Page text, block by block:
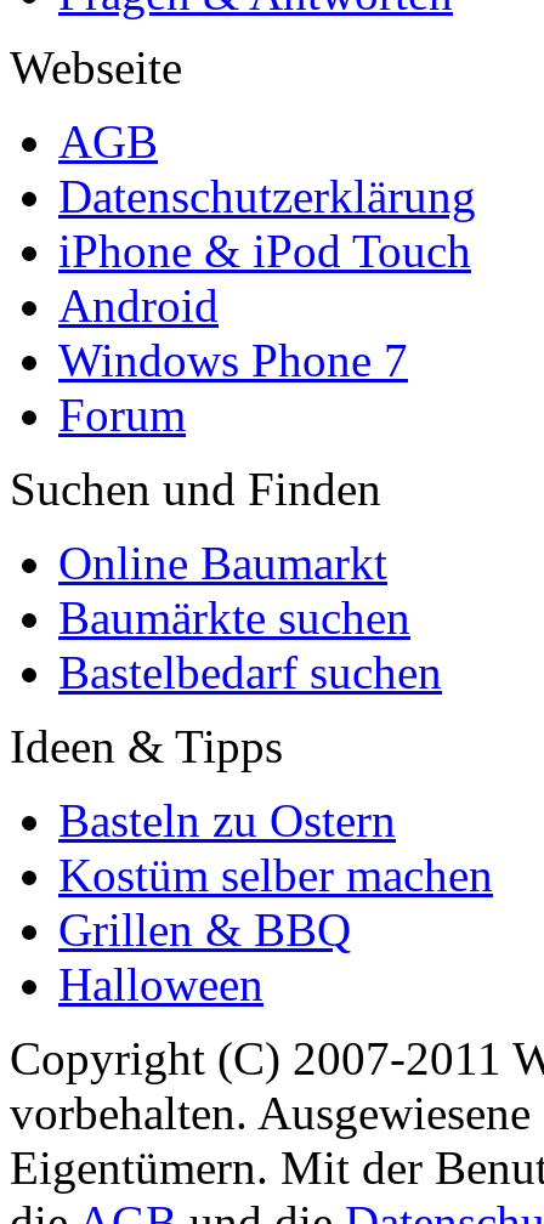
Webseite
AGB
Datenschutzerklärung
iPhone & iPod Touch
Android
Windows Phone 7
Forum
Suchen und Finden
Online Baumarkt
Baumärkte suchen
Bastelbedarf suchen
Ideen & Tipps
Basteln zu Ostern
Kostüm selber machen
Grillen & BBQ
Halloween
Copyright (C) 2007-2011
vorbehalten.
Eigentümern. Mit der